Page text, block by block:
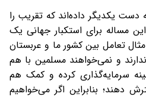
یکدیگر داده‌اند که تقریب را
مساله برای استکبار جهانی یک
تعامل بین کشور ما و عربستان
و نمی‌خواهند مسلمین با هم
سرمایه‌گذاری کرده و کمک هم
دهند؛ بنابراین اگر می‌خواهیم